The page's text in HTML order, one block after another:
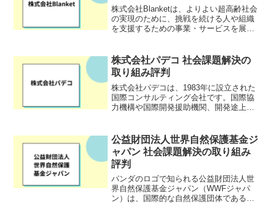
株式会社Blanketは、よりよい超高齢社会
の実現のために、挑戦を続ける人や組織
を支援するための事業・サービスを展開
株式会社パデコ 社会課題解決の
取り組み評判
株式会社パデコは、1983年に設立された
国際コンサルティング会社です。国際協
力機構や国際開発援助機関、開発途上国
ます。専門分野は、交通運輸、都市地域
開発、教育および人材...
公益財団法人世界自然保護基金ジ
ャパン 社会課題解決の取り組み
評判
パンダのロゴで知られる公益財団法人世
界自然保護基金ジャパン（WWFジャパ
ン）は、国際的な自然保護団体である世